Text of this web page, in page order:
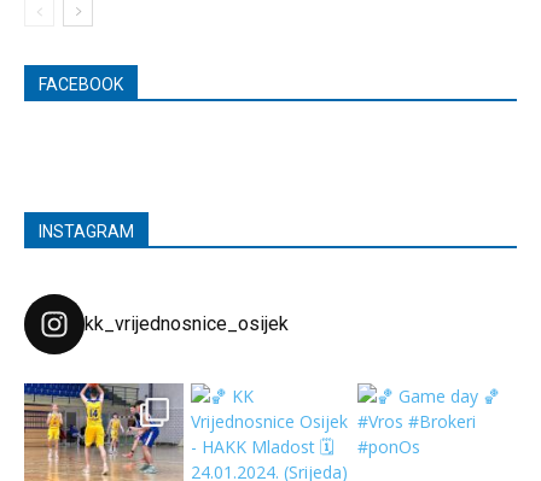
FACEBOOK
INSTAGRAM
kk_vrijednosnice_osijek